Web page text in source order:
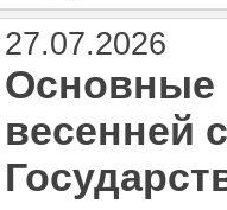
27.07.2026
Основные
весенней